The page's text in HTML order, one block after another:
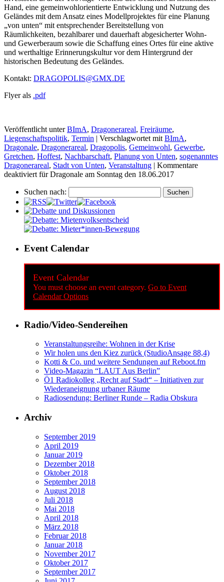
Hand, eine gemeinwohlorientierte Entwicklung und Nutzung des
Geländes mit dem Ansatz eines Modellprojektes für eine Planung
„von unten“ mit entsprechender Bereitstellung von
Räumlichkeiten, bezahlbarer und dauerhaft abgesicherter Wohn-
und Gewerberaum sowie die Schaffung eines Ortes für eine aktive
und werthaltige Erinnerungskultur vor dem Hintergrund der
historischen Bedeutung des Geländes.
Kontakt: DRAGOPOLIS@GMX.DE
Flyer als .pdf
Veröffentlicht unter BImA, Dragonerareal, Freiräume,
Liegenschaftspolitik, Termin Verschlagwortet mit BImA,
Dragonale, Dragonerareal, Dragopolis, Gemeinwohl, Gewerbe,
Gretchen, Hoffest, Nachbarschaft, Planung von Unten, sogenanntes
Dragonerareal, Stadt von Unten, Veranstaltung
Kommentare
deaktiviertfür Dragonale am Sonntag den 18.06.2017
Suchen nach:
Event Calendar
Event Calendar
You must choose an event category. Go to Event
Calendar Options
Radio/Video-Sendereihen
Veranstaltungsreihe: Wohnen in der Krise
Wir holen uns den Kiez zurück (StudioAnsage 88,4)
Kotti & Co. und weitere Sendungen auf Reboot.fm
Video-Magazin “LAUT Aus Berlin”
Ö1 Radiokolleg „Recht auf Stadt“ – Initiativen zur
Wiederaneignung urbaner Räume
Radiosendung: Berliner Runde – Radia Obskura
Archiv
September 2019
April 2019
Januar 2019
Dezember 2018
Oktober 2018
September 2018
August 2018
Juli 2018
Mai 2018
April 2018
März 2018
Februar 2018
Januar 2018
November 2017
Oktober 2017
September 2017